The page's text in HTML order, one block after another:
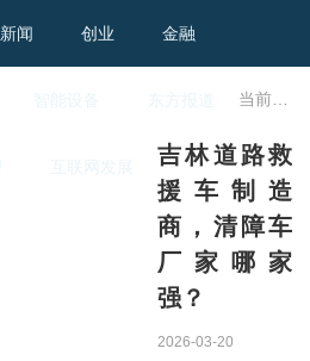
新闻 创业 金融
吉林道路救
援车制造
商，清障车
厂家哪家
强？
2026-03-20